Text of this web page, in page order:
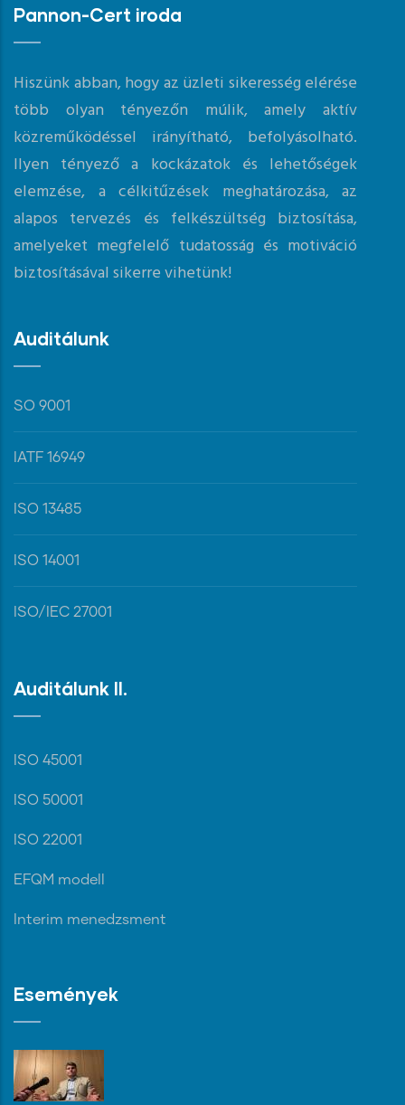
Pannon-Cert iroda
Hiszünk abban, hogy az üzleti sikeresség elérése
több olyan tényezőn múlik, amely aktív
közreműködéssel irányítható, befolyásolható.
Ilyen tényező a kockázatok és lehetőségek
elemzése, a célkitűzések meghatározása, az
alapos tervezés és felkészültség biztosítása,
amelyeket megfelelő tudatosság és motiváció
biztosításával sikerre vihetünk!
Auditálunk
SO 9001
IATF 16949
ISO 13485
ISO 14001
ISO/IEC 27001
Auditálunk II.
ISO 45001
ISO 50001
ISO 22001
EFQM modell
Interim menedzsment
Események